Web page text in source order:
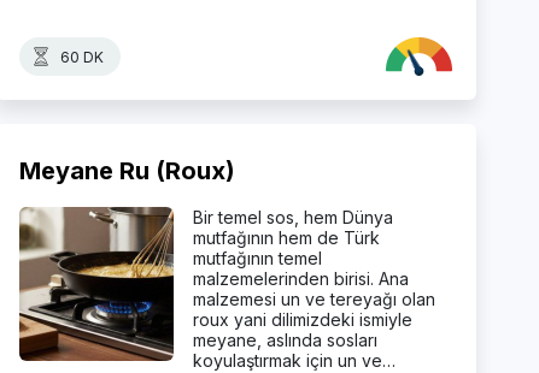
60 DK
Meyane Ru (Roux)
Bir temel sos, hem Dünya
mutfağının hem de Türk
mutfağının temel
malzemelerinden birisi. Ana
malzemesi un ve tereyağı olan
roux yani dilimizdeki ismiyle
meyane, aslında sosları
koyulaştırmak için un ve…